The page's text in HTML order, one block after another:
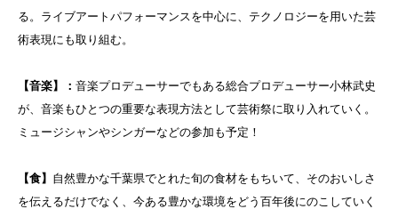
る。ライブアートパフォーマンスを中心に、テクノロジーを用いた芸
術表現にも取り組む。
【音楽】： 音楽プロデューサーでもある総合プロデューサー小林武史
が、音楽もひとつの重要な表現方法として芸術祭に取り入れていく。
ミュージシャンやシンガーなどの参加も予定！
【食】 自然豊かな千葉県でとれた旬の食材をもちいて、そのおいしさ
を伝えるだけでなく、今ある豊かな環境をどう百年後にのこしていく